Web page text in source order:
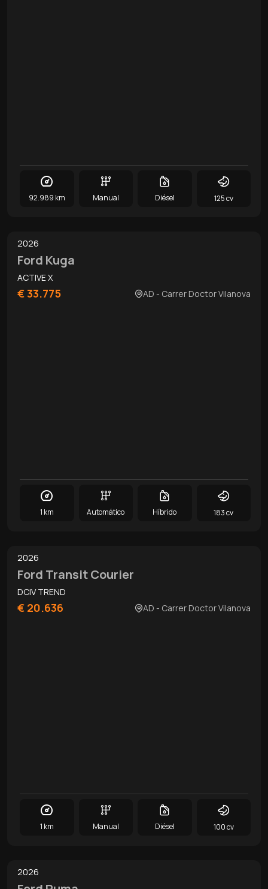
92.989 km Manual Diésel 125 cv
2026
Ford Kuga
ACTIVE X
€ 33.775 AD - Carrer Doctor Vilanova
1 km Automático Híbrido 183 cv
2026
Ford Transit Courier
DCIV TREND
€ 20.636 AD - Carrer Doctor Vilanova
1 km Manual Diésel 100 cv
2026